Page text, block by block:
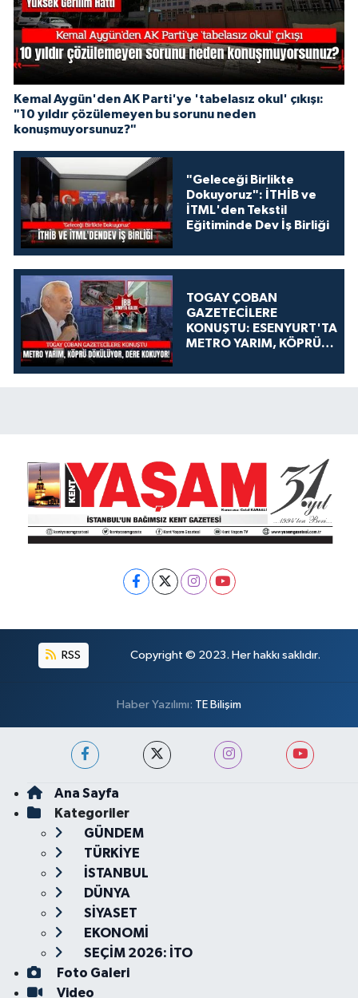
Kemal Aygün'den AK Parti'ye 'tabelasız okul' çıkışı:
"10 yıldır çözülemeyen bu sorunu neden
konuşmuyorsunuz?"
"Geleceği Birlikte
Dokuyoruz": İTHİB ve
İTML'den Tekstil
Eğitiminde Dev İş Birliği
TOGAY ÇOBAN
GAZETECİLERE
KONUŞTU: ESENYURT'TA
METRO YARIM, KÖPRÜ
KOKUYOR!
RSS Copyright © 2023. Her hakkı saklıdır.
Haber Yazılımı: TE Bilişim
Ana Sayfa
Kategoriler
GÜNDEM
TÜRKİYE
İSTANBUL
DÜNYA
SİYASET
EKONOMİ
SEÇİM 2026: İTO
Foto Galeri
Video